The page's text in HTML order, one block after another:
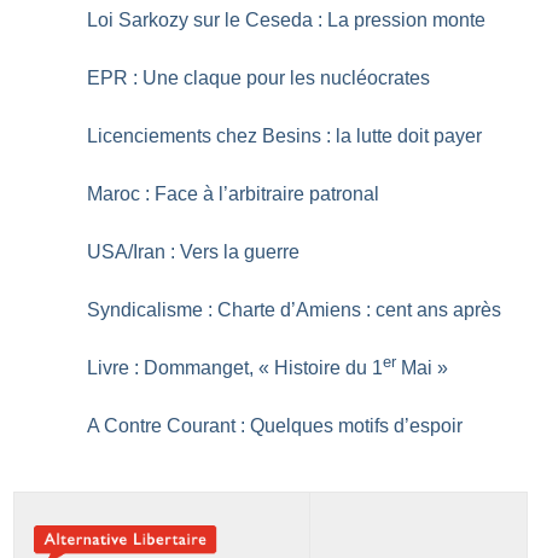
Loi Sarkozy sur le Ceseda : La pression monte
EPR : Une claque pour les nucléocrates
Licenciements chez Besins : la lutte doit payer
Maroc : Face à l’arbitraire patronal
USA/Iran : Vers la guerre
Syndicalisme : Charte d’Amiens : cent ans après
Livre : Dommanget, « Histoire du 1er Mai »
A Contre Courant : Quelques motifs d’espoir